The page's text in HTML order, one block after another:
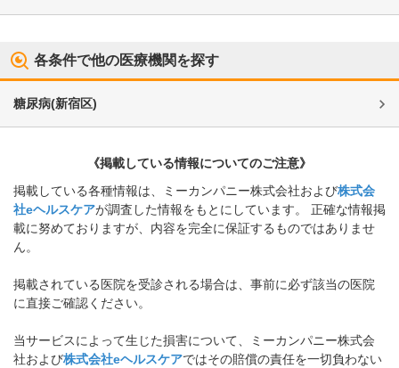
各条件で他の医療機関を探す
糖尿病(新宿区)
《掲載している情報についてのご注意》
掲載している各種情報は、ミーカンパニー株式会社および株式会
社eヘルスケアが調査した情報をもとにしています。 正確な情報掲
載に努めておりますが、内容を完全に保証するものではありませ
ん。
掲載されている医院を受診される場合は、事前に必ず該当の医院
に直接ご確認ください。
当サービスによって生じた損害について、ミーカンパニー株式会
社および株式会社eヘルスケアではその賠償の責任を一切負わない